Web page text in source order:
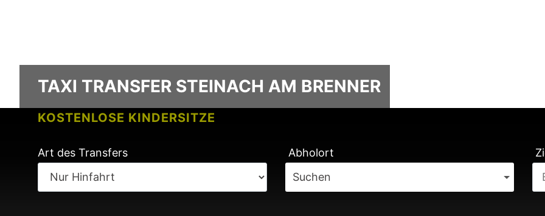
KOSTENLOSE KINDERSITZE
KEINE GEBÜHREN BEI FLUGVERSPÄTUNG
TAXI TRANSFER STEINACH AM BRENNER
Art des Transfers
Abholort
Suchen